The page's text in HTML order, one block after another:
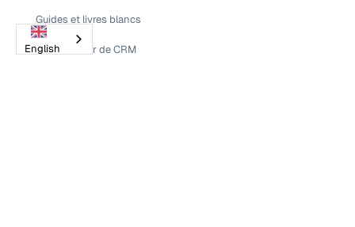
Guides et livres blancs
Comparateur de CRM
English